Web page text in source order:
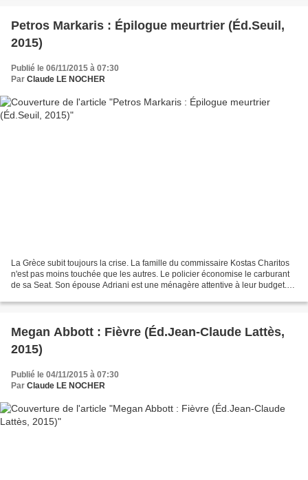
Petros Markaris : Épilogue meurtrier (Éd.Seuil,
2015)
Publié le 06/11/2015 à 07:30
Par Claude LE NOCHER
La Grèce subit toujours la crise. La famille du commissaire Kostas Charitos
n'est pas moins touchée que les autres. Le policier économise le carburant
de sa Seat. Son épouse Adriani est une ménagère attentive à leur budget.
Megan Abbott : Fièvre (Éd.Jean-Claude Lattès,
2015)
Publié le 04/11/2015 à 07:30
Par Claude LE NOCHER